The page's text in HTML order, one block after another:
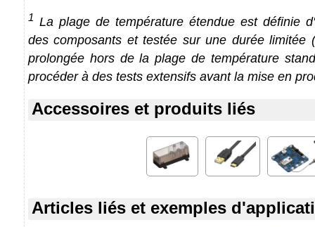
1 La plage de température étendue est définie
des composants et testée sur une durée limitée
prolongée hors de la plage de température
procéder à des tests extensifs avant la mise en
Accessoires et produits liés
Articles liés et exemples